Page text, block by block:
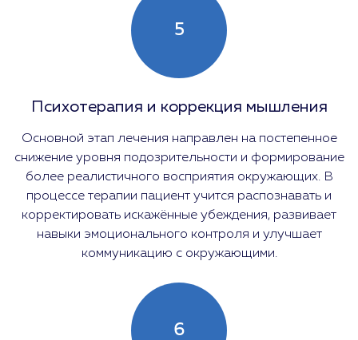
5
Психотерапия и коррекция мышления
Основной этап лечения направлен на постепенное
снижение уровня подозрительности и формирование
более реалистичного восприятия окружающих. В
процессе терапии пациент учится распознавать и
корректировать искажённые убеждения, развивает
навыки эмоционального контроля и улучшает
коммуникацию с окружающими.
6